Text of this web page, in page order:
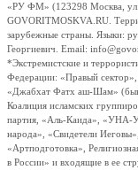
«РУ ФМ» (123298 Москва, ул.
GOVORITMOSKVA.RU.
зарубежные страны. Языки:
Георгиевич. Email:
*Экстремистские и
Федерации: «Правый
«Джабхат Фатх аш-Шам»
Коалиция исламских
партия, «Аль-Каида», «УНА-
народа», «Свидетели
«Артподготовка»,
в России» и входящие в ее